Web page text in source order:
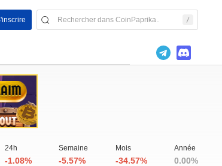
24h
-1.08%
Semaine
-5.57%
Mois
-34.57%
Année
0.00%